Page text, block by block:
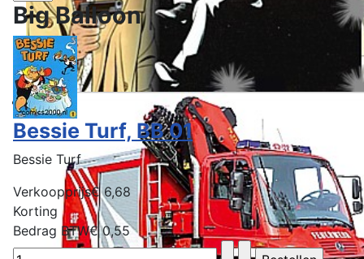
Big Balloon
Bessie Turf, BB 01
Bessie Turf
Verkoopprijs€ 6,68
Korting
Bedrag BTW€ 0,55